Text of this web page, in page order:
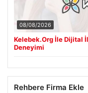
08/08/2026
Kelebek.Org İle Dijital
Deneyimi
Rehbere Firma Ekle